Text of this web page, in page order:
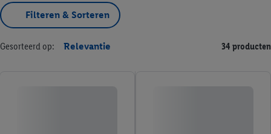
Filteren & Sorteren
Gesorteerd op: Relevantie 34 producten